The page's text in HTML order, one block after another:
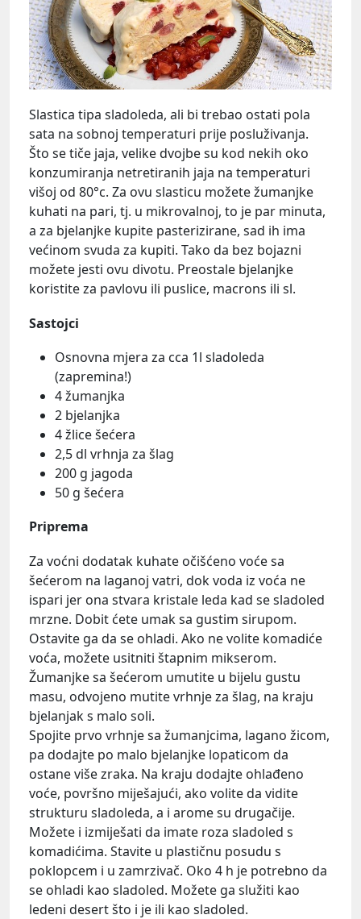
Slastica tipa sladoleda, ali bi trebao ostati pola
sata na sobnoj temperaturi prije posluživanja.
Što se tiče jaja, velike dvojbe su kod nekih oko
konzumiranja netretiranih jaja na temperaturi
višoj od 80°c. Za ovu slasticu možete žumanjke
kuhati na pari, tj. u mikrovalnoj, to je par minuta,
a za bjelanjke kupite pasterizirane, sad ih ima
većinom svuda za kupiti. Tako da bez bojazni
možete jesti ovu divotu. Preostale bjelanjke
koristite za pavlovu ili puslice, macrons ili sl.
Sastojci
Osnovna mjera za cca 1l sladoleda
(zapremina!)
4 žumanjka
2 bjelanjka
4 žlice šećera
2,5 dl vrhnja za šlag
200 g jagoda
50 g šećera
Priprema
Za voćni dodatak kuhate očišćeno voće sa
šećerom na laganoj vatri, dok voda iz voća ne
ispari jer ona stvara kristale leda kad se sladoled
mrzne. Dobit ćete umak sa gustim sirupom.
Ostavite ga da se ohladi. Ako ne volite komadiće
voća, možete usitniti štapnim mikserom.
Žumanjke sa šećerom umutite u bijelu gustu
masu, odvojeno mutite vrhnje za šlag, na kraju
bjelanjak s malo soli.
Spojite prvo vrhnje sa žumanjcima, lagano žicom,
pa dodajte po malo bjelanjke lopaticom da
ostane više zraka. Na kraju dodajte ohlađeno
voće, površno miješajući, ako volite da vidite
strukturu sladoleda, a i arome su drugačije.
Možete i izmiješati da imate roza sladoled s
komadićima. Stavite u plastičnu posudu s
poklopcem i u zamrzivač. Oko 4 h je potrebno da
se ohladi kao sladoled. Možete ga služiti kao
ledeni desert što i je ili kao sladoled.